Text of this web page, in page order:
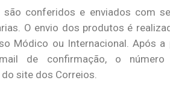
conferidos e enviados com
O envio dos produtos é
Módico ou Internacional. Após
de confirmação, o
site dos Correios.